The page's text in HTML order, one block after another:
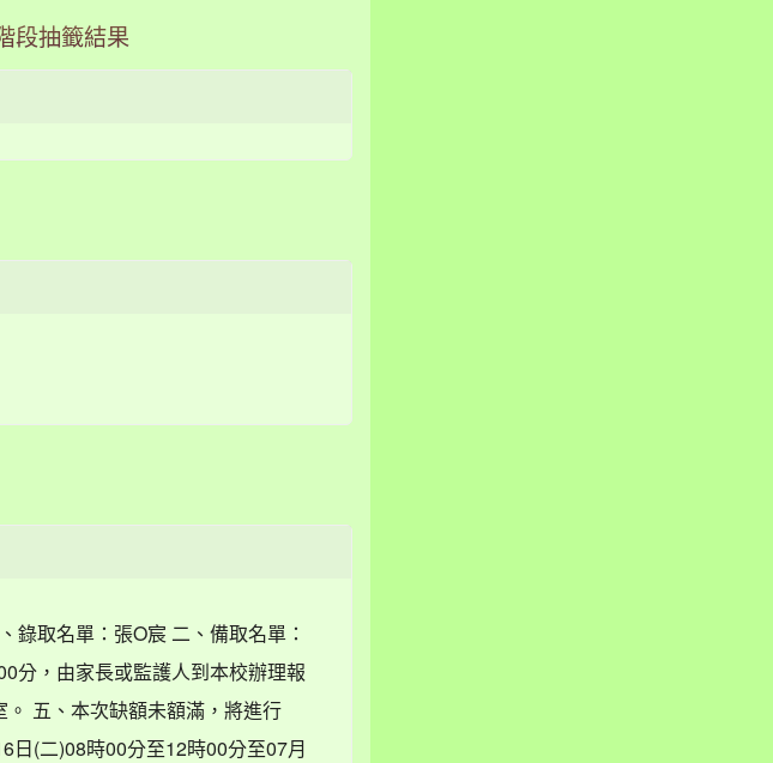
段抽籤結果
錄取名單：張O宸 二、備取名單：
分，由家長或監護人到本校辦理報
五、本次缺額未額滿，將進行
日(二)08時00分至12時00分至07月